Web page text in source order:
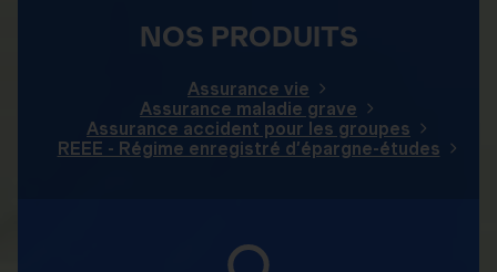
NOS PRODUITS
Assurance vie
Assurance maladie grave
Assurance accident pour les groupes
REEE - Régime enregistré d’épargne-études